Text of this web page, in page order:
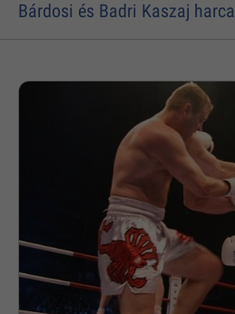
Bárdosi és Badri Kaszaj harca